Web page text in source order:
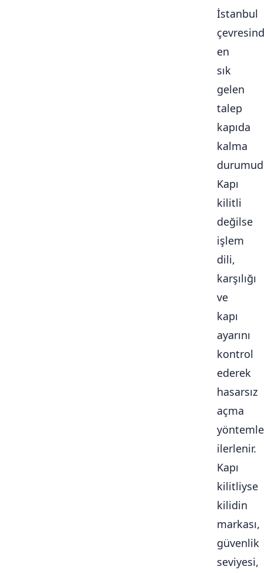
İstanbul
en
sık
gelen
talep
kapıda
kalma
Kapı
kilitli
değilse
işlem
dili,
karşılığı
ve
kapı
ayarını
kontrol
ederek
hasarsız
açma
ilerlenir.
Kapı
kilitliyse
kilidin
markası,
güvenlik
seviyesi,